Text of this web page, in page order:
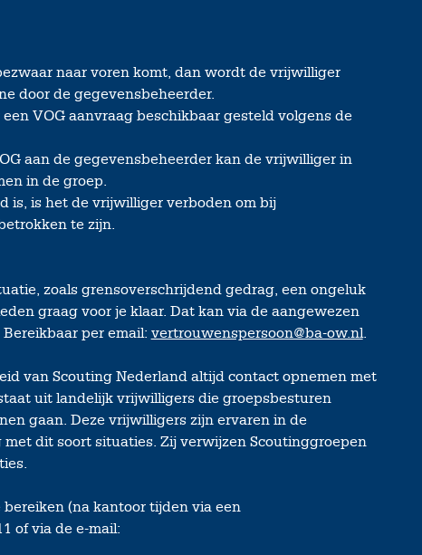
naar voren komt, dan wordt de vrijwilliger
door de gegevensbeheerder.
VOG aanvraag beschikbaar gesteld volgens de
aan de gegevensbeheerder kan de vrijwilliger in
in de groep.
is, is het de vrijwilliger verboden om bij
te zijn.
zoals grensoverschrijdend gedrag, een ongeluk
graag voor je klaar. Dat kan via de aangewezen
per email: vertrouwenspersoon@ba-ow.nl.
van Scouting Nederland altijd contact opnemen met
uit landelijk vrijwilligers die groepsbesturen
gaan. Deze vrijwilligers zijn ervaren in de
dit soort situaties. Zij verwijzen Scoutinggroepen
(na kantoor tijden via een
of via de e-mail: